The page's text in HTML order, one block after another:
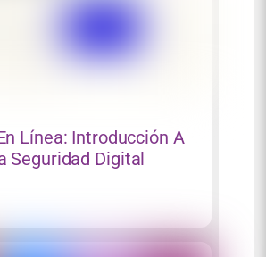
Línea: Introducción A
Seguridad Digital